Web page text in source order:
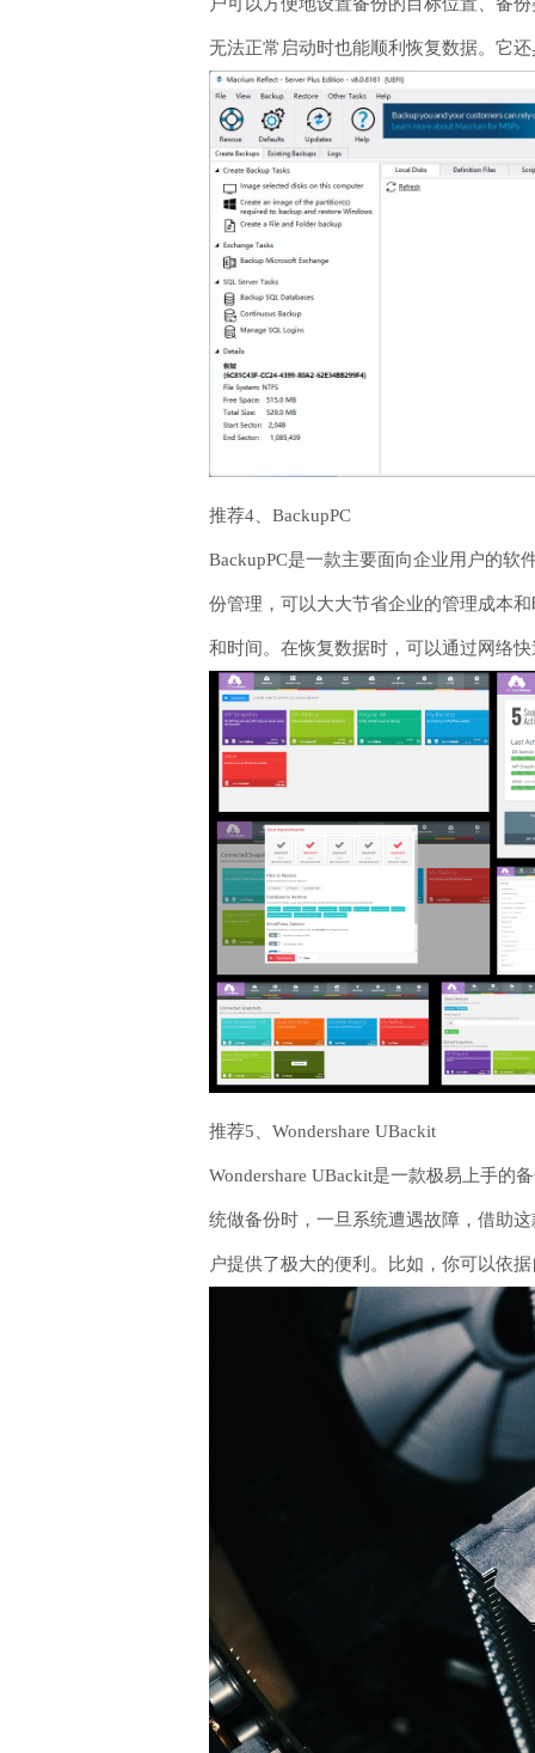
无法正常启动时也能顺利恢复数据。它
推荐4、BackupPC
BackupPC是一款主要面向企业用户的
份管理，可以大大节省企业的管理成本
和时间。在恢复数据时，可以通过网络
推荐5、Wondershare UBackit
Wondershare UBackit是一款极易上手的
统做备份时，一旦系统遭遇故障，借助
户提供了极大的便利。比如，你可以依